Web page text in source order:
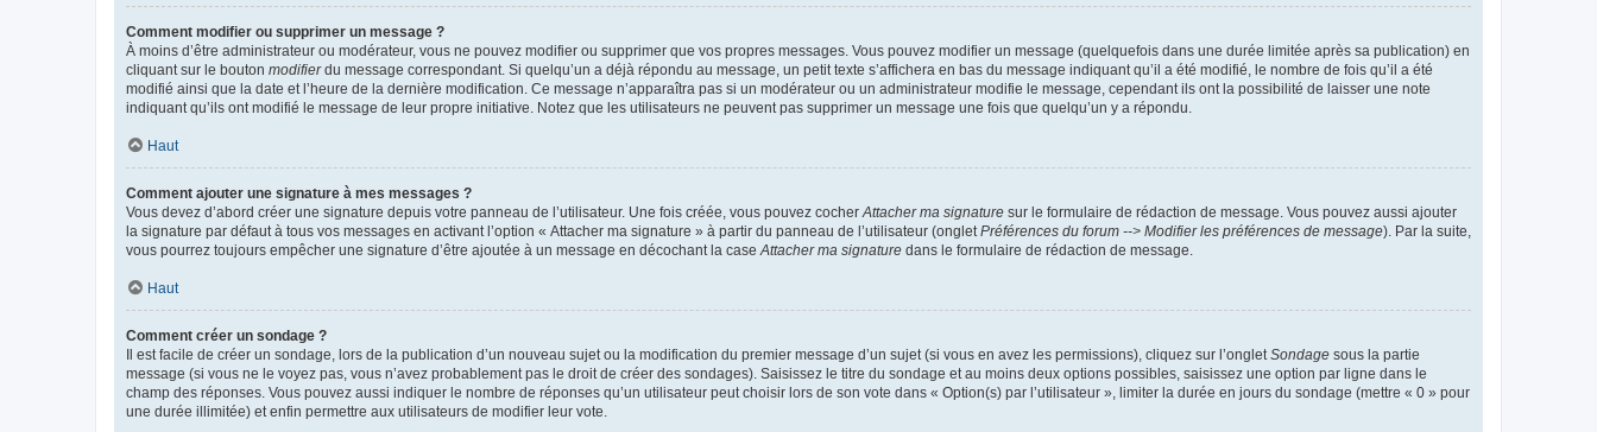
Comment modifier ou supprimer un message ?
À moins d’être administrateur ou modérateur, vous ne pouvez modifier ou supprimer que vos propres messages. Vous pouvez modifier un message (quelquefois dans une durée limitée après sa publication) en
cliquant sur le bouton modifierdu message correspondant. Si quelqu’un a déjà répondu au message, un petit texte s’affichera en bas du message indiquant qu’il a été modifié, le nombre de fois qu’il a été
modifié ainsi que la date et l’heure de la dernière modification. Ce message n’apparaîtra pas si un modérateur ou un administrateur modifie le message, cependant ils ont la possibilité de laisser une note
indiquant qu’ils ont modifié le message de leur propre initiative. Notez que les utilisateurs ne peuvent pas supprimer un message une fois que quelqu’un y a répondu.
Haut
Comment ajouter une signature à mes messages ?
Vous devez d’abord créer une signature depuis votre panneau de l’utilisateur. Une fois créée, vous pouvez cocherAttacher ma signature sur le formulaire de rédaction de message. Vous pouvez aussi ajouter
la signature par défaut à tous vos messages en activant l’option « Attacher ma signature » à partir du panneau de l’utilisateur (ongletPréférences du forum --> Modifier les préférences de message). Par la suite,
vous pourrez toujours empêcher une signature d’être ajoutée à un message en décochant la caseAttacher ma signature dans le formulaire de rédaction de message.
Haut
Comment créer un sondage ?
Il est facile de créer un sondage, lors de la publication d’un nouveau sujet ou la modification du premier message d’un sujet (si vous en avez les permissions), cliquez sur l’ongletSondage sous la partie
message (si vous ne le voyez pas, vous n’avez probablement pas le droit de créer des sondages). Saisissez le titre du sondage et au moins deux options possibles, saisissez une option par ligne dans le
champ des réponses. Vous pouvez aussi indiquer le nombre de réponses qu’un utilisateur peut choisir lors de son vote dans « Option(s) par l’utilisateur », limiter la durée en jours du sondage (mettre « 0 » pour
une durée illimitée) et enfin permettre aux utilisateurs de modifier leur vote.